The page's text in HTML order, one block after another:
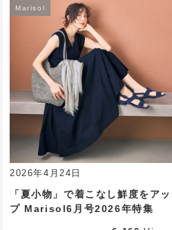
2026年4月24日
Marisol
「夏小物」で着こなし鮮度をアッ
プ Marisol6月号2026年特集